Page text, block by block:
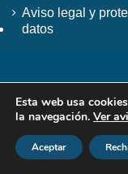
Aviso legal y
datos
Esta web usa
la navegación. Ver
Aceptar